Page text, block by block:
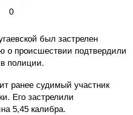
0
был застрелен
происшествии подтвердили
полиции.
ранее судимый участник
Его застрелили
5,45 калибра.